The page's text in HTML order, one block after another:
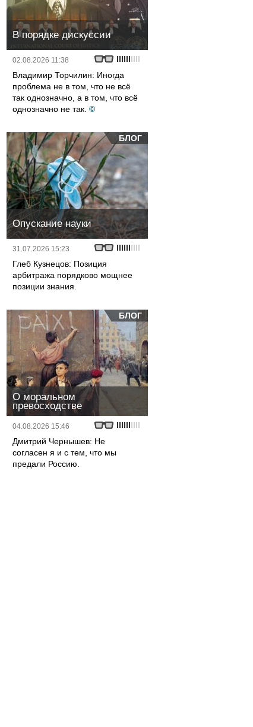
В порядке дискуссии
02.08.2026 11:38
Владимир Торчилин: Иногда
проблема не в том, что не всё
так однозначно, а в том, что всё
однозначно не так. ©
БЛОГ
Опускание науки
31.07.2026 15:23
Глеб Кузнецов: Позиция
арбитража порядково мощнее
позиции знания.
БЛОГ
О моральном
превосходстве
04.08.2026 15:46
Дмитрий Чернышев: Не
согласен я и с тем, что мы
предали Россию.